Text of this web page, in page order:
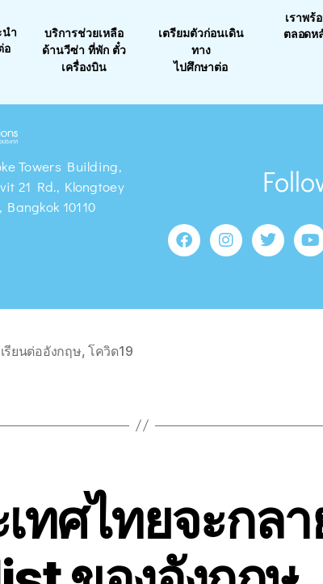
นำ
อ
บริการช่วยเหลือ
ด้านวีซ่า ที่พัก ตั๋ว
เครื่องบิน
เตรียมตัวก่อนเดิน
ทาง
ไปศึกษาต่อ
เราพร้
ตลอดห
Towers Building,
21 Rd., Klongtoey
10110
เรียนต่ออังกฤษ, โควิด19
ทศไทยจะกล